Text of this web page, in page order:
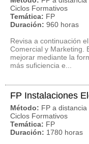
Ciclos Formativos
Temática: FP
Duración: 960 horas
Revisa a continuación
Comercial y Marketing.
mejorar mediante la
más suficiencia e...
FP Instalaciones
Método: FP a
Ciclos Formativos
Temática: FP
Duración: 1780 horas